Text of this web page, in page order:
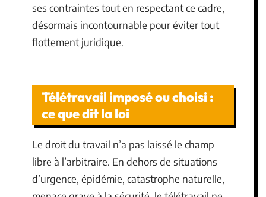
ses contraintes tout en respectant ce cadre,
désormais incontournable pour éviter tout
flottement juridique.
Télétravail imposé ou choisi :
ce que dit la loi
Le droit du travail n’a pas laissé le champ
libre à l’arbitraire. En dehors de situations
d’urgence, épidémie, catastrophe naturelle,